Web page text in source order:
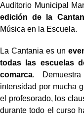
Auditorio Municipal
edición de la
Música en la Escuela.
La Cantania es un
todas las escuelas
comarca.
intensidad por mucha
el profesorado, los
durante todo el curso